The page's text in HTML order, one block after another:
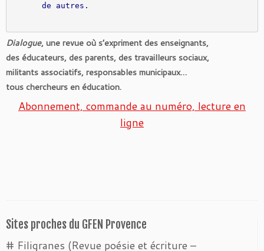
de autres.
Dialogue, une revue où s’expriment des enseignants,
des éducateurs, des parents, des travailleurs sociaux,
militants associatifs, responsables municipaux…
tous chercheurs en éducation.
Abonnement, commande au numéro, lecture en
ligne
Sites proches du GFEN Provence
# Filigranes (Revue poésie et écriture –